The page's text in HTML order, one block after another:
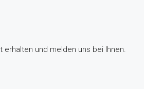
erhalten und melden uns bei Ihnen.